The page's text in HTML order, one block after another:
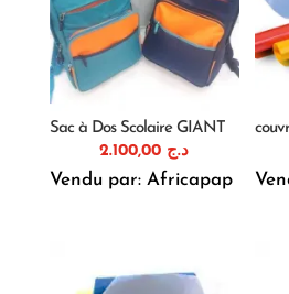
Sac à Dos Scolaire GIANT
د.ج
Vendu par: Africapap